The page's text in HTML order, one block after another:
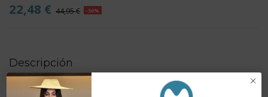
22,48 € 44,95 € -50%
Descripción
- Bolsillo interior